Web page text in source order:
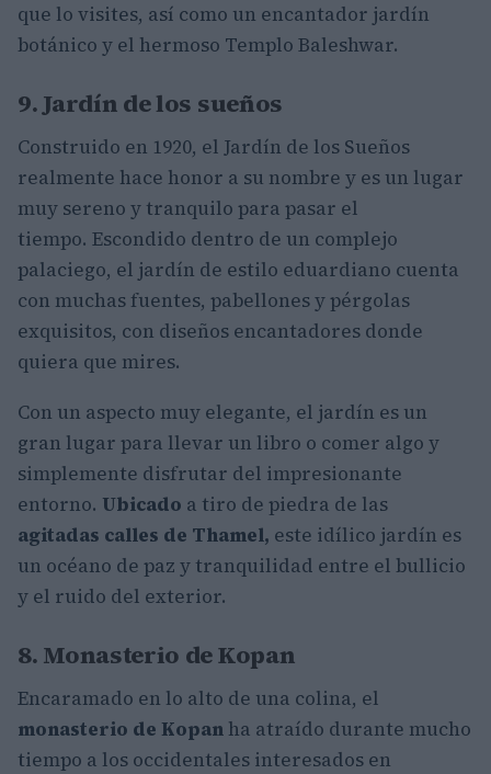
que lo visites, así como un encantador jardín
botánico y el hermoso Templo Baleshwar.
9. Jardín de los sueños
Construido en 1920, el Jardín de los Sueños
realmente hace honor a su nombre y es un lugar
muy sereno y tranquilo para pasar el
tiempo. Escondido dentro de un complejo
palaciego, el jardín de estilo eduardiano cuenta
con muchas fuentes, pabellones y pérgolas
exquisitos, con diseños encantadores donde
quiera que mires.
Con un aspecto muy elegante, el jardín es un
gran lugar para llevar un libro o comer algo y
simplemente disfrutar del impresionante
entorno. Ubicado a tiro de piedra de las
agitadas calles de Thamel, este idílico jardín es
un océano de paz y tranquilidad entre el bullicio
y el ruido del exterior.
8. Monasterio de Kopan
Encaramado en lo alto de una colina, el
monasterio de Kopan ha atraído durante mucho
tiempo a los occidentales interesados ​​en